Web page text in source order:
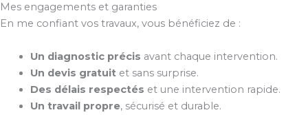
Mes engagements et garanties
En me confiant vos travaux, vous bénéficiez de :
Un diagnostic précis avant chaque intervention.
Un devis gratuitet sans surprise.
Des délais respectés et une intervention rapide.
Un travail propre, sécurisé et durable.